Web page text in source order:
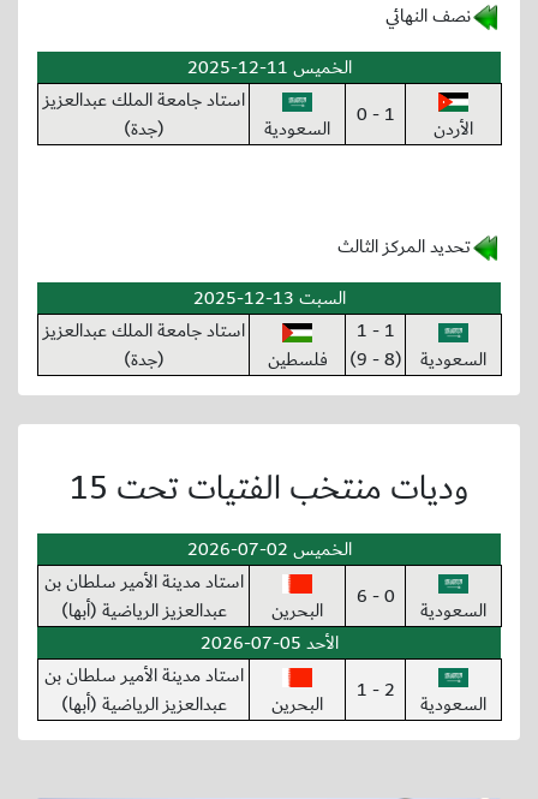
نصف النهائي
الخميس 11-12-2025
الأردن
1 - 0 السعودية
استاد جامعة الملك عبدالعزيز
(جدة)
تحديد المركز الثالث
السبت 13-12-2025
السعودية
1 - 1
(8 - 9)
فلسطين
استاد جامعة الملك عبدالعزيز
(جدة)
وديات منتخب الفتيات تحت 15
الخميس 02-07-2026
السعودية
0 - 6 البحرين
استاد مدينة الأمير سلطان بن
عبدالعزيز الرياضية (أبها)
الأحد 05-07-2026
السعودية
2 - 1 البحرين
استاد مدينة الأمير سلطان بن
عبدالعزيز الرياضية (أبها)